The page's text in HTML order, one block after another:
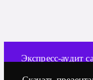
Экспресс-аудит